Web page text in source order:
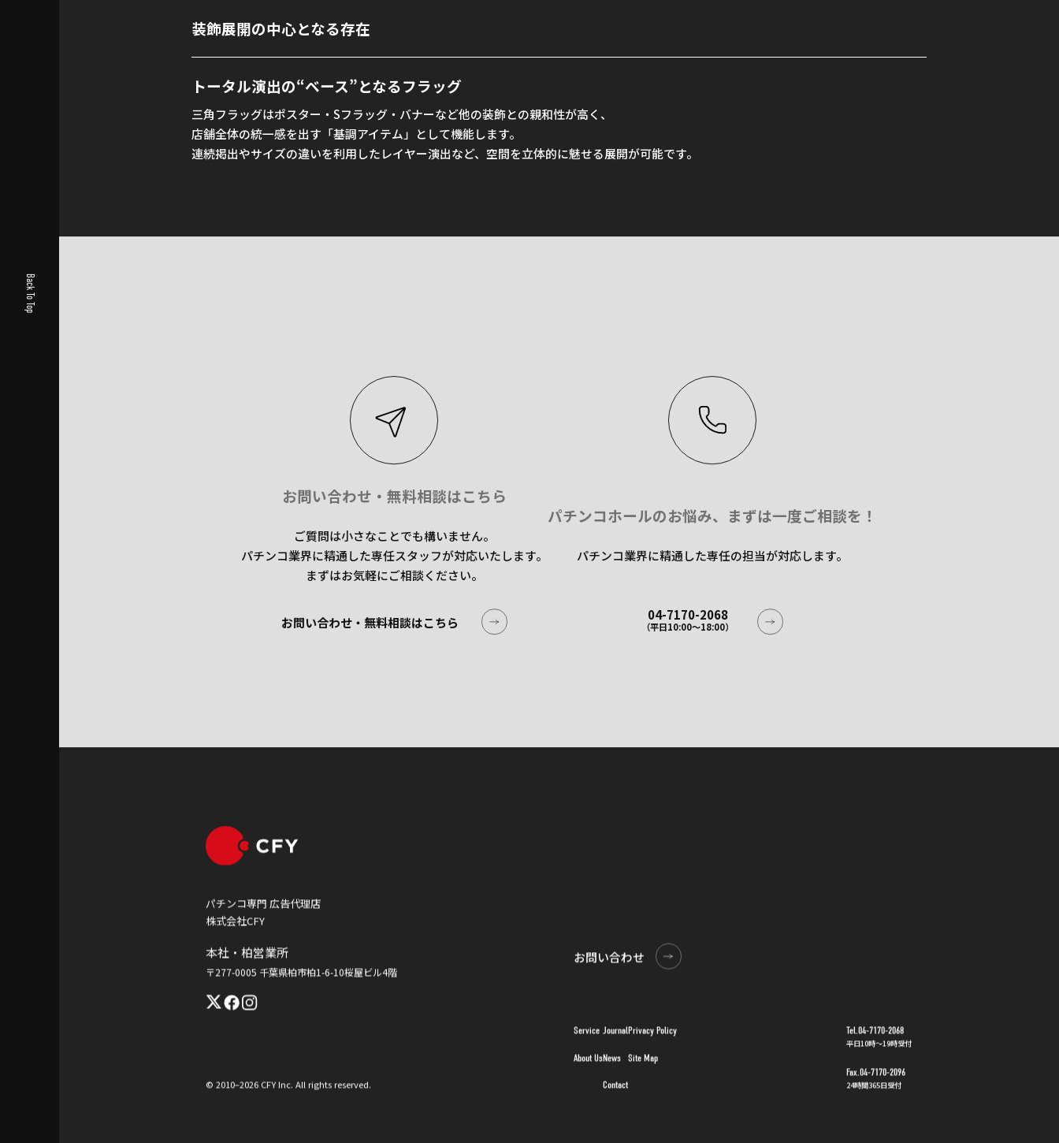
装飾展開の中心となる存在
トータル演出の“ベース”となるフラッグ
三角フラッグはポスター・Sフラッグ・バナーなど他の装飾との親和性が高く、
店舗全体の統一感を出す「基調アイテム」として機能します。
連続掲出やサイズの違いを利用したレイヤー演出など、空間を立体的に魅せる展開が可能です。
Back To Top
お問い合わせ・無料相談はこちら
ご質問は小さなことでも構いません。
パチンコ業界に精通した専任スタッフが対応いたします。
まずはお気軽にご相談ください。
お問い合わせ・無料相談はこちら
お問い合わせ・無料相談はこちら
パチンコホールのお悩み、 まずは一度ご相談を！
パチンコ業界に精通した専任の担当が対応します。
04-7170-2068
（平日10:00〜18:00）
04-7170-2068
パチンコ専門 広告代理店
株式会社CFY
本社・柏営業所
〒277-0005 千葉県柏市柏1-6-10桜屋ビル4階
© 2010–2026 CFY Inc. All rights reserved.
お問い合わせ
お問い合わせ
Service
About Us
Journal
News
Contact
Privacy Policy
Site Map
Tel.04-7170-2068
平日10時〜19時受付
Fax.04-7170-2096
24時間365日受付